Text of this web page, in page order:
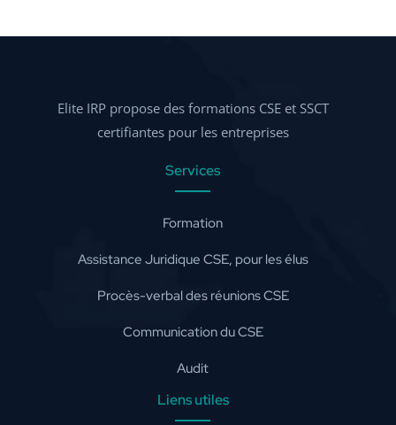
Elite IRP propose des formations CSE et SSCT
certifiantes pour les entreprises
Services
Formation
Assistance Juridique CSE, pour les élus
Procès-verbal des réunions CSE
Communication du CSE
Audit
Liens utiles